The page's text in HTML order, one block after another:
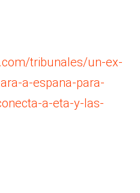
tribunales/un-ex-
a-espana-para-
a-eta-y-las-